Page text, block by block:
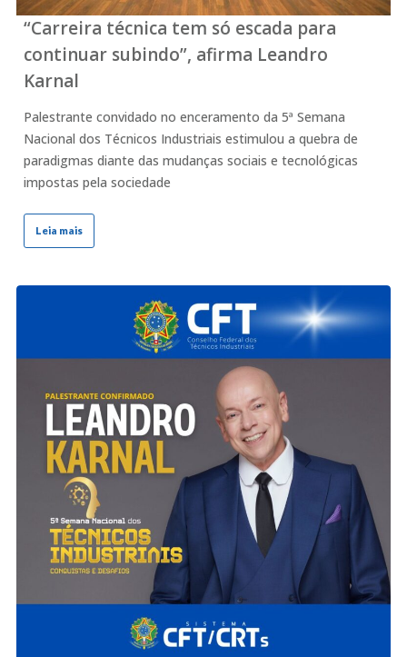
“Carreira técnica tem só escada para
continuar subindo”, afirma Leandro
Karnal
Palestrante convidado no enceramento da 5ª Semana
Nacional dos Técnicos Industriais estimulou a quebra de
paradigmas diante das mudanças sociais e tecnológicas
impostas pela sociedade
Leia mais